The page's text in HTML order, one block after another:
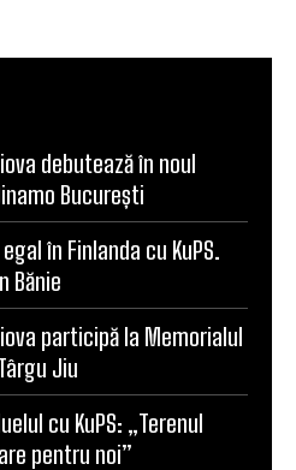
debutează în noul
București
în Finlanda cu KuPS.
Bănie
participă la Memorialul
Jiu
cu KuPS: „Terenul
pentru noi”